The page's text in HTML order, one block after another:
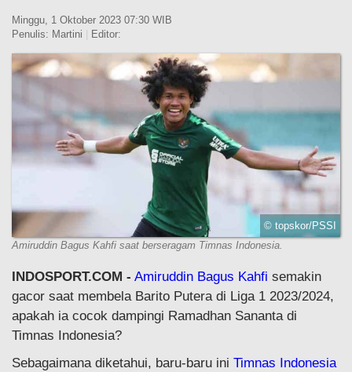
LIGA JERMAN
LIGA PRANCIS
LIGA EUROPA
KOMUNITAS SEHAT
Minggu, 1 Oktober 2023 07:30 WIB
Penulis: Martini Editor:
© topskor/PSSI
Amiruddin Bagus Kahfi saat berseragam Timnas Indonesia.
INDOSPORT.COM - Amiruddin Bagus Kahfi semakin
gacor saat membela Barito Putera di Liga 1 2023/2024,
apakah ia cocok dampingi Ramadhan Sananta di
Timnas Indonesia?
Sebagaimana diketahui, baru-baru ini Timnas Indonesia